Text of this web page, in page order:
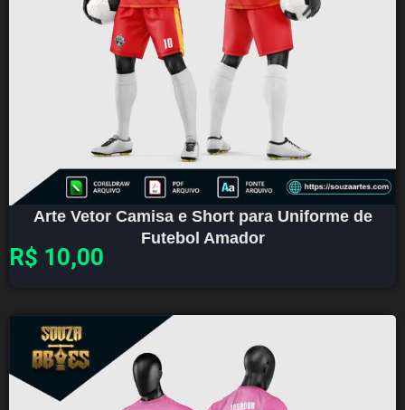
Arte Vetor Camisa e Short para Uniforme de
Futebol Amador
R$ 10,00